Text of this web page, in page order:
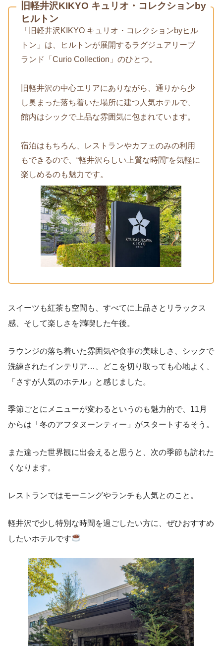
旧軽井沢KIKYO キュリオ・コレクションby
ヒルトン
「旧軽井沢KIKYO キュリオ・コレクションbyヒル
トン」は、ヒルトンが展開するラグジュアリーブ
ランド「Curio Collection」のひとつ。
旧軽井沢の中心エリアにありながら、通りから少
し奥まった落ち着いた場所に建つ人気ホテルで、
館内はシックで上品な雰囲気に包まれています。
宿泊はもちろん、レストランやカフェのみの利用
もできるので、“軽井沢らしい上質な時間”を気軽に
楽しめるのも魅力です。
スイーツも紅茶も空間も、すべてに上品さとリラックス
感、そして楽しさを満喫した午後。
ラウンジの落ち着いた雰囲気や食事の美味しさ、シックで
洗練されたインテリア…、どこを切り取っても心地よく、
「さすが人気のホテル」と感じました。
季節ごとにメニューが変わるというのも魅力的で、11月
からは「冬のアフタヌーンティー」がスタートするそう。
また違った世界観に出会えると思うと、次の季節も訪れた
くなります。
レストランではモーニングやランチも人気とのこと。
軽井沢で少し特別な時間を過ごしたい方に、ぜひおすすめ
したいホテルです